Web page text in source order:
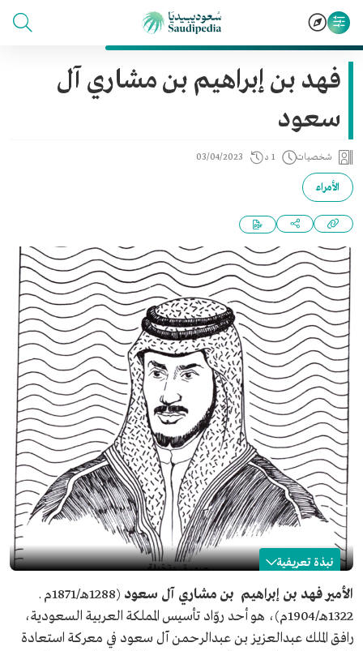
فهد بن إبراهيم بن مشاري آل
سعود
شخصيات 1 د 03/04/2023
الأمراء
نبذة تعريفية
فهد بن إبراهيم بن مشاري آل سعود
الاسم
الأمير فهد بن إبراهيم بن مشاري آل سعود.
تاريخ الميلاد
1871م.
الأمير فهد بن إبراهيم بن مشاري آل سعود
(1288هـ/1871م ـ
1322هـ/1904م)، هو أحد روّاد تأسيس المملكة العربية السعودية،
رافق الملك عبدالعزيز بن عبدالرحمن آل سعود في معركة استعادة